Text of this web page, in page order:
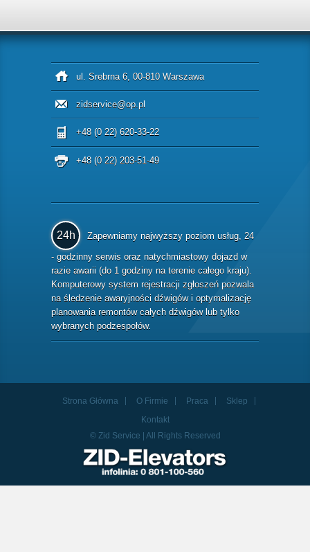
ul. Srebrna 6, 00-810 Warszawa
zidservice@op.pl
+48 (0 22) 620-33-22
+48 (0 22) 203-51-49
24h
Zapewniamy najwyższy poziom usług, 24
- godzinny serwis oraz natychmiastowy dojazd w
razie awarii (do 1 godziny na terenie całego kraju).
Komputerowy system rejestracji zgłoszeń pozwala
na śledzenie awaryjności dźwigów i optymalizację
planowania remontów całych dźwigów lub tylko
wybranych podzespołów.
Strona Główna O Firmie Praca
Sklep
Kontakt
© Zid Service | All Rights Reserved